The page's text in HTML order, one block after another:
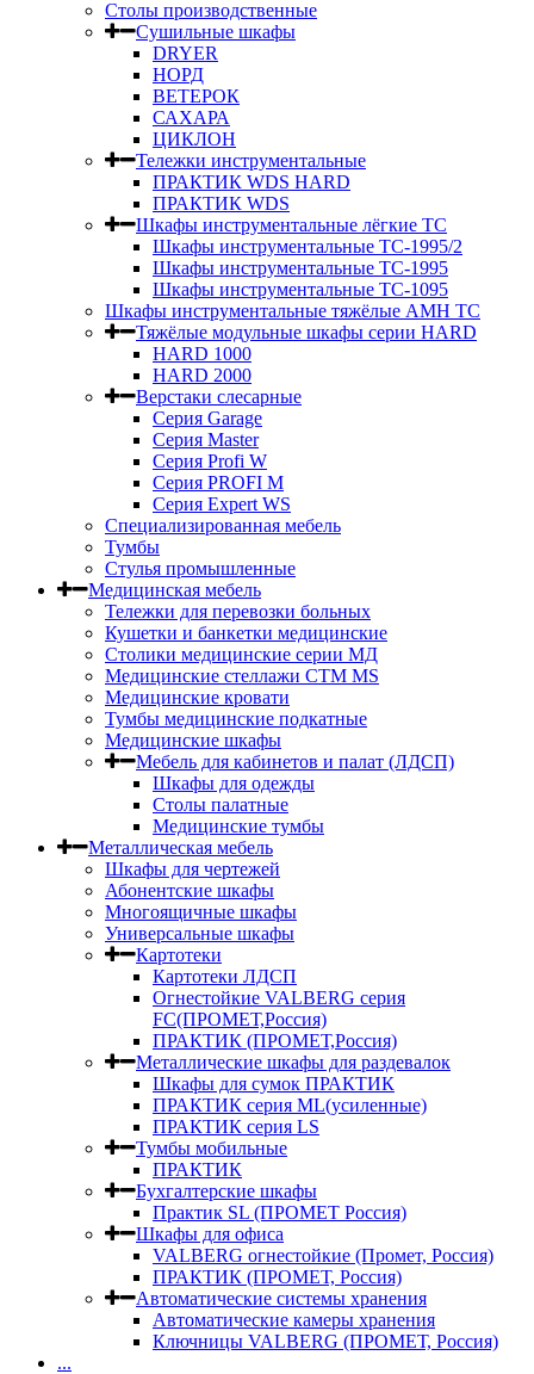
Столы производственные
Сушильные шкафы
DRYER
НОРД
ВЕТЕРОК
САХАРА
ЦИКЛОН
Тележки инструментальные
ПРАКТИК WDS HARD
ПРАКТИК WDS
Шкафы инструментальные лёгкие ТС
Шкафы инструментальные ТС-1995/2
Шкафы инструментальные TC-1995
Шкафы инструментальные TC-1095
Шкафы инструментальные тяжёлые AMH TC
Тяжёлые модульные шкафы серии HARD
HARD 1000
HARD 2000
Верстаки слесарные
Серия Garage
Серия Master
Серия Profi W
Серия PROFI M
Серия Expert WS
Специализированная мебель
Тумбы
Стулья промышленные
Медицинская мебель
Тележки для перевозки больных
Кушетки и банкетки медицинские
Столики медицинские серии МД
Медицинские стеллажи СТМ MS
Медицинские кровати
Тумбы медицинские подкатные
Медицинские шкафы
Мебель для кабинетов и палат (ЛДСП)
Шкафы для одежды
Столы палатные
Медицинские тумбы
Металлическая мебель
Шкафы для чертежей
Абонентские шкафы
Многоящичные шкафы
Универсальные шкафы
Картотеки
Картотеки ЛДСП
Огнестойкие VALBERG серия
FC(ПРОМЕТ,Россия)
ПРАКТИК (ПРОМЕТ,Россия)
Металлические шкафы для раздевалок
Шкафы для сумок ПРАКТИК
ПРАКТИК серия ML(усиленные)
ПРАКТИК серия LS
Тумбы мобильные
ПРАКТИК
Бухгалтерские шкафы
Практик SL (ПРОМЕТ Россия)
Шкафы для офиса
VALBERG огнестойкие (Промет, Россия)
ПРАКТИК (ПРОМЕТ, Россия)
Автоматические системы хранения
Автоматические камеры хранения
Ключницы VALBERG (ПРОМЕТ, Россия)
...